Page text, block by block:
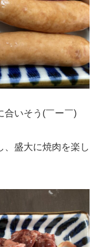
合いそう(￣ー￣)
、盛大に焼肉を楽し